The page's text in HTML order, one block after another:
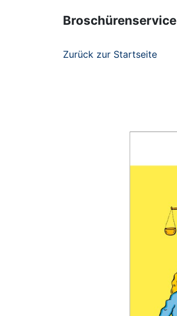
Broschürenservice
Zurück zur Startseite